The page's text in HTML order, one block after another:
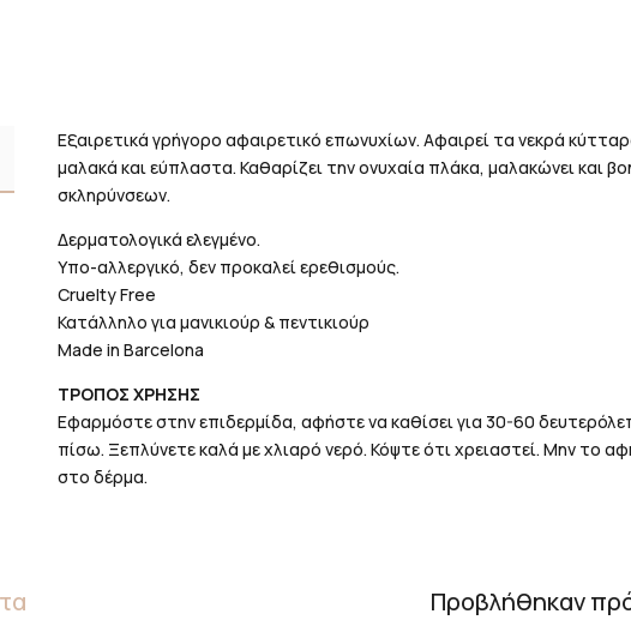
Εξαιρετικά γρήγορο αφαιρετικό επωνυχίων. Αφαιρεί τα νεκρά
μαλακά και εύπλαστα. Καθαρίζει την ονυχαία πλάκα, μαλακώνει και
σκληρύνσεων.
Δερματολογικά ελεγμένο.
Υπο-αλλεργικό, δεν προκαλεί ερεθισμούς.
Cruelty Free
Κατάλληλο για μανικιούρ & πεντικιούρ
Made in Barcelona
ΤΡΟΠΟΣ ΧΡΗΣΗΣ
Εφαρμόστε στην επιδερμίδα, αφήστε να καθίσει για 30-60
πίσω. Ξεπλύνετε καλά με χλιαρό νερό. Κόψτε ότι χρειαστεί. Μην το
στο δέρμα.
Προβλήθηκαν